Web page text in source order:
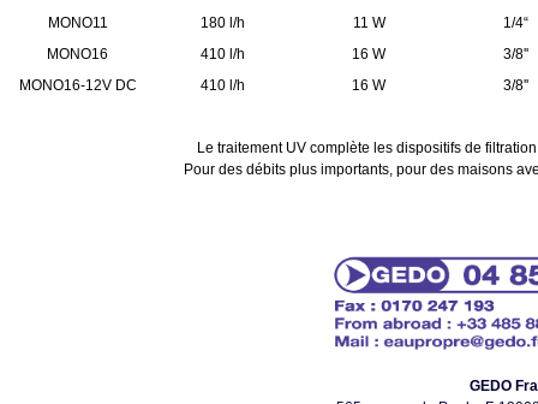
MONO11
180 l/h 11 W
1/4“
MONO16
410 l/h 16 W
3/8''
MONO16-12V DC
410 l/h 16 W 3/8''
Le traitement UV complète les dispositifs de
Pour des débits plus importants, pour des maisons
GEDO